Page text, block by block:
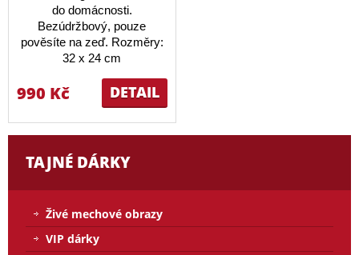
do domácnosti.
Bezúdržbový, pouze
pověsíte na zeď. Rozměry:
32 x 24 cm
DETAIL
990 Kč
TAJNÉ DÁRKY
Živé mechové obrazy
VIP dárky